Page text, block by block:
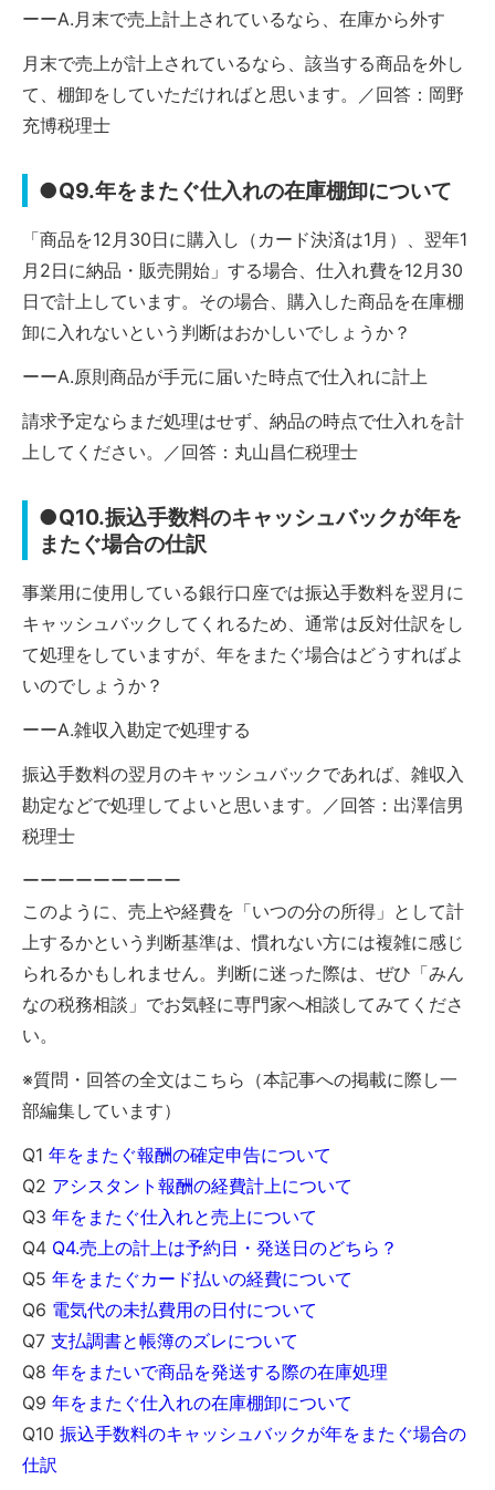
ーーA.月末で売上計上されているなら、在庫から外す
月末で売上が計上されているなら、該当する商品を外し
て、棚卸をしていただければと思います。／回答：岡野
充博税理士
●Q9.年をまたぐ仕入れの在庫棚卸について
「商品を12月30日に購入し（カード決済は1月）、翌年1
月2日に納品・販売開始」する場合、仕入れ費を12月30
日で計上しています。その場合、購入した商品を在庫棚
卸に入れないという判断はおかしいでしょうか？
ーーA.原則商品が手元に届いた時点で仕入れに計上
請求予定ならまだ処理はせず、納品の時点で仕入れを計
上してください。／回答：丸山昌仁税理士
●Q10.振込手数料のキャッシュバックが年を
またぐ場合の仕訳
事業用に使用している銀行口座では振込手数料を翌月に
キャッシュバックしてくれるため、通常は反対仕訳をし
て処理をしていますが、年をまたぐ場合はどうすればよ
いのでしょうか？
ーーA.雑収入勘定で処理する
振込手数料の翌月のキャッシュバックであれば、雑収入
勘定などで処理してよいと思います。／回答：出澤信男
税理士
ーーーーーーーーー
このように、売上や経費を「いつの分の所得」として計
上するかという判断基準は、慣れない方には複雑に感じ
られるかもしれません。判断に迷った際は、ぜひ「みん
なの税務相談」でお気軽に専門家へ相談してみてくださ
い。
※質問・回答の全文はこちら（本記事への掲載に際し一
部編集しています）
Q1 年をまたぐ報酬の確定申告について
Q2 アシスタント報酬の経費計上について
Q3 年をまたぐ仕入れと売上について
Q4 Q4.売上の計上は予約日・発送日のどちら？
Q5 年をまたぐカード払いの経費について
Q6 電気代の未払費用の日付について
Q7 支払調書と帳簿のズレについて
Q8 年をまたいで商品を発送する際の在庫処理
Q9 年をまたぐ仕入れの在庫棚卸について
Q10 振込手数料のキャッシュバックが年をまたぐ場合の
仕訳